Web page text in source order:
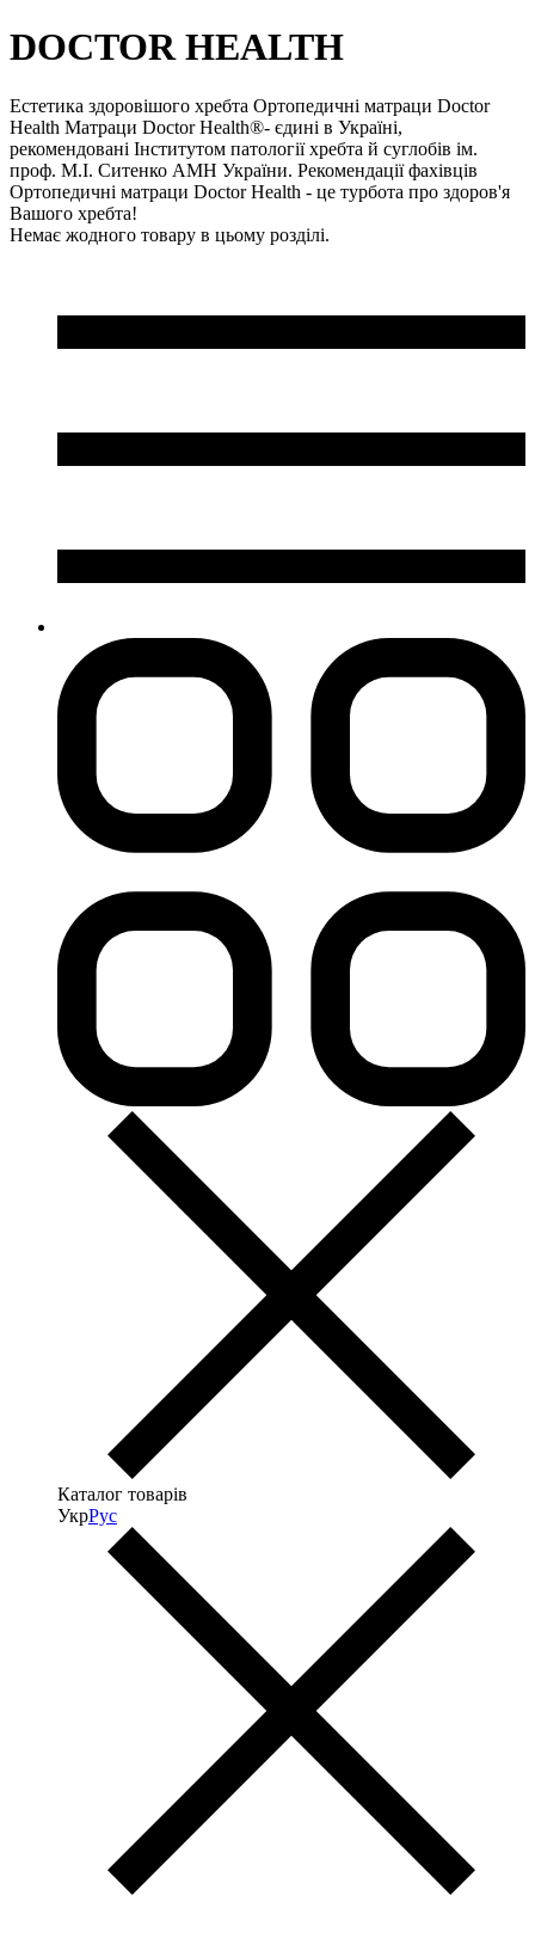
DOCTOR HEALTH
Естетика здоровішого хребта Ортопедичні матраци Doctor
Health Матраци Doctor Health®- єдині в Україні,
рекомендовані Інститутом патології хребта й суглобів ім.
проф. М.І. Ситенко АМН України. Рекомендації фахівців
Ортопедичні матраци Doctor Health - це турбота про здоров'я
Вашого хребта!
Немає жодного товару в цьому розділі.
Каталог товарів
УкрРус